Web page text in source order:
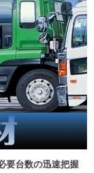
要台数の迅速把握